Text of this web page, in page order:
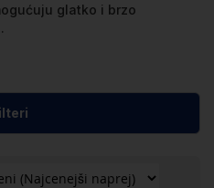
glatko i brzo